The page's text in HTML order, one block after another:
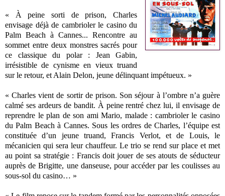
« À peine sorti de prison, Charles
envisage déjà de cambrioler le casino du
Palm Beach à Cannes... Rencontre au
sommet entre deux monstres sacrés pour
ce classique du polar : Jean Gabin,
irrésistible de cynisme en vieux truand
sur le retour, et Alain Delon, jeune délinquant impétueux. »
« Charles vient de sortir de prison. Son séjour à l’ombre n’a guère
calmé ses ardeurs de bandit. À peine rentré chez lui, il envisage de
reprendre le plan de son ami Mario, malade : cambrioler le casino
du Palm Beach à Cannes. Sous les ordres de Charles, l’équipe est
constituée d’un jeune truand, Francis Verlot, et de Louis, le
mécanicien qui sera leur chauffeur. Le trio se rend sur place et met
au point sa stratégie : Francis doit jouer de ses atouts de séducteur
auprès de Brigitte, une danseuse, pour accéder par les coulisses au
sous-sol du casino… »